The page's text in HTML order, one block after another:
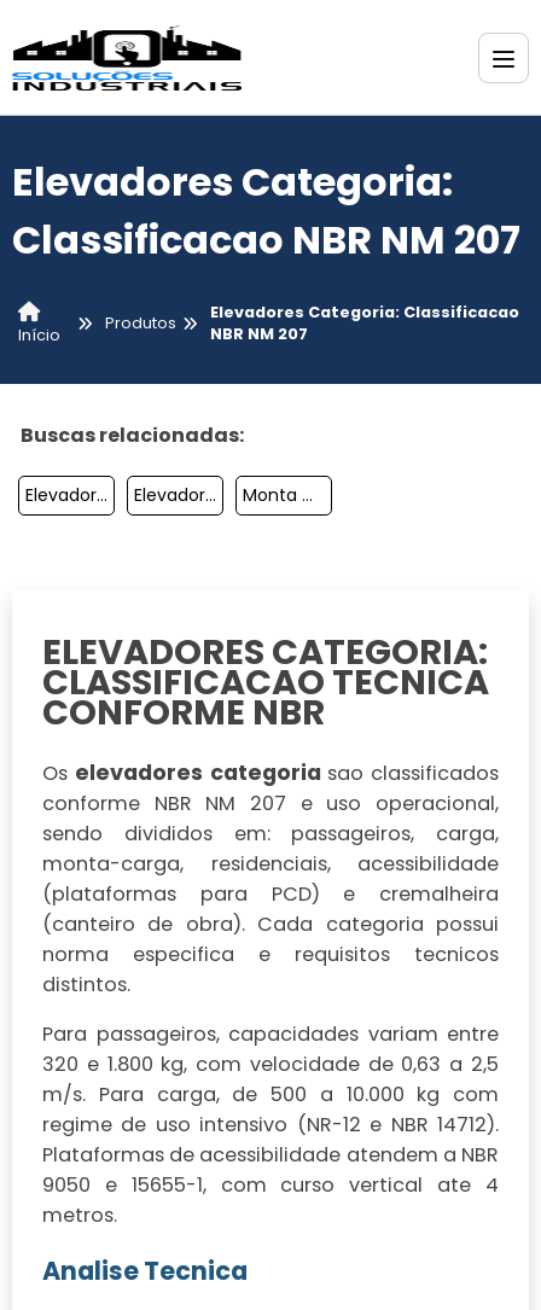
Elevadores Categoria:
Classificacao NBR NM 207
Início
Produtos
Elevadores Categoria: Classificacao
NBR NM 207
Buscas relacionadas:
Elevador Para Idosos Elevadores Residenciais Hidráulicos Preço Monta Cargas Eletrico
ELEVADORES CATEGORIA:
CLASSIFICACAO TECNICA
CONFORME NBR
Os elevadores categoria sao classificados
conforme NBR NM 207 e uso operacional,
sendo divididos em: passageiros, carga,
monta-carga, residenciais, acessibilidade
(plataformas para PCD) e cremalheira
(canteiro de obra). Cada categoria possui
norma especifica e requisitos tecnicos
distintos.
Para passageiros, capacidades variam entre
320 e 1.800 kg, com velocidade de 0,63 a 2,5
m/s. Para carga, de 500 a 10.000 kg com
regime de uso intensivo (NR-12 e NBR 14712).
Plataformas de acessibilidade atendem a NBR
9050 e 15655-1, com curso vertical ate 4
metros.
Analise Tecnica